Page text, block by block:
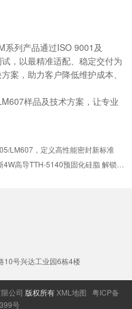
系列产品通过ISO 9001及
，以最精准适配、稳定交付为
案，助力客户降低维护成本、
样品及技术方案，让专业
LM607，定义高性能密封新标准
10号兴达工业园6栋4楼
公司 版权所有 XML地图 粤ICP备
号